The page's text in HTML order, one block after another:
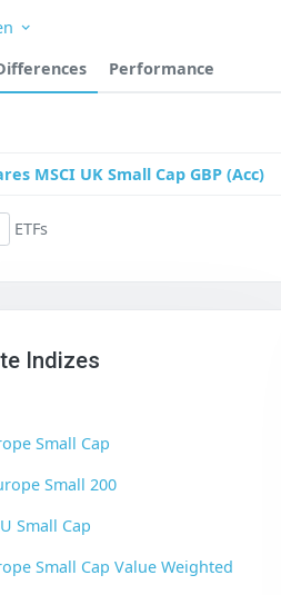
Performance
MSCI UK Small Cap GBP (Acc)
ETFs
Indizes
Small Cap
Small 200
Small Cap
Small Cap Value Weighted